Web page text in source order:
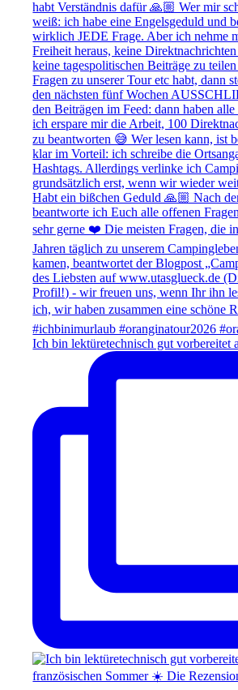
Ich bin lektüretechnisch gut vorbereitet